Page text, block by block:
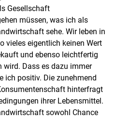
Gesellschaft
müssen, was ich als
sehe. Wir leben in
vieles eigentlich keinen Wert
und ebenso leichtfertig
wird. Dass es dazu immer
ich positiv. Die zunehmend
hinterfragt
ihrer Lebensmittel.
sowohl Chance